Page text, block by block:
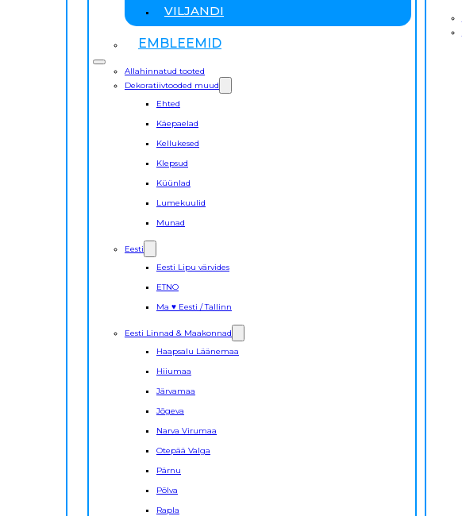
VILJANDI
EMBLEEMID
Allahinnatud tooted
Dekoratiivtooded muud
Ehted
Käepaelad
Kellukesed
Klepsud
Küünlad
Lumekuulid
Munad
Eesti
Eesti Lipu värvides
ETNO
Ma ♥ Eesti / Tallinn
Eesti Linnad & Maakonnad
Haapsalu Läänemaa
Hiiumaa
Järvamaa
Jõgeva
Narva Virumaa
Otepää Valga
Pärnu
Põlva
Rapla